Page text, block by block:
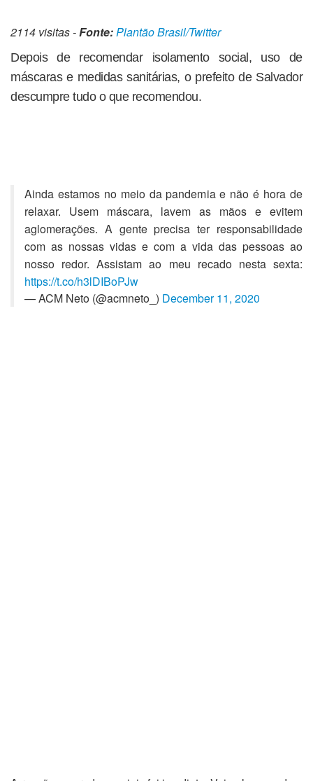
2114 visitas -Fonte:Plantão Brasil/Twitter
Depois de recomendar isolamento social, uso de
máscaras e medidas sanitárias, o prefeito de Salvador
descumpre tudo o que recomendou.
Ainda estamos no meio da pandemia e não é hora de
relaxar. Usem máscara, lavem as mãos e evitem
aglomerações. A gente precisa ter responsabilidade
com as nossas vidas e com a vida das pessoas ao
nosso redor. Assistam ao meu recado nesta sexta:
https://t.co/h3lDIBoPJw
— ACM Neto (@acmneto_) December 11, 2020